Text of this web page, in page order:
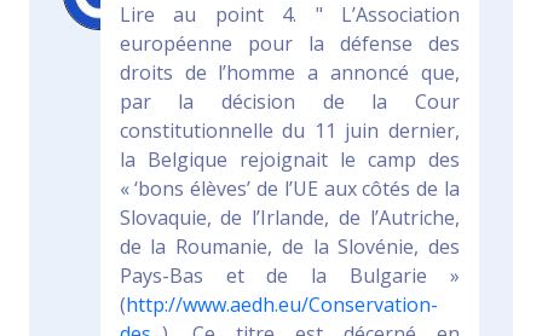
Lire au point 4. " L’Association
européenne pour la défense des
droits de l’homme a annoncé que,
par la décision de la Cour
constitutionnelle du 11 juin dernier,
la Belgique rejoignait le camp des
« ‘bons élèves’ de l’UE aux côtés de la
Slovaquie, de l’Irlande, de l’Autriche,
de la Roumanie, de la Slovénie, des
Pays-Bas et de la Bulgarie »
(http://www.aedh.eu/Conservation-